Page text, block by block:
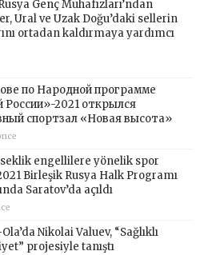
Genç Muhafızları’ndan
Ural ve Uzak Doğu’daki sellerin
ortadan kaldırmaya yardımcı
по Народной программе
России»-2021 открылся
спортзал «Новая высота»
engellilere yönelik spor
Birleşik Rusya Halk Programı
Saratov’da açıldı
Nikolai Valuev, “Sağlıklı
projesiyle tanıştı